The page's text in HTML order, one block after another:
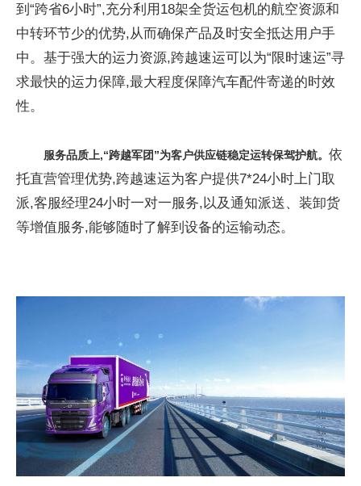
到“跨省6小时”,充分利用18架全货运包机的航空资源和
中转环节少的优势,从而确保产品及时安全抵达用户手
中。基于强大的运力资源,跨越速运可以为“限时速运”寻
求最快的运力保障,最大程度保障汽车配件寄递的时效
性。
服务品质上,“跨越军团”为客户供应链稳定运转保驾护航。 依
托直营管理优势,跨越速运为客户提供7*24小时上门取
派,客服经理24小时一对一服务,以及通知派送、装卸货
等增值服务,能够随时了解到设备的运输动态。